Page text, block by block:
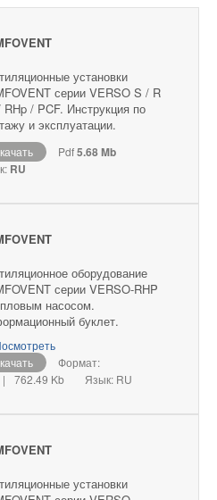
установки
серии VERSO S / R
/ PCF. Инструкция по
и эксплуатации.
Pdf5.68 Mb
RU
оборудование
серии VERSO-RHP
насосом.
буклет.
Формат:
| 762.49 Kb Язык: RU
установки